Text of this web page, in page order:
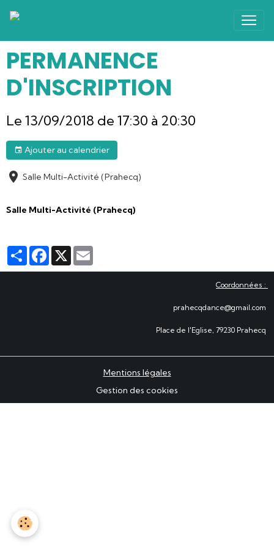
PERMANENCE
D'INSCRIPTION
Le 13/09/2018 de 17:30 à 20:30
Ajouter au calendrier
Salle Multi-Activité (Prahecq)
Salle Multi-Activité (Prahecq)
PartagerFacebook
X
Coordonnées :
prahecqdance@gmail.com
Place de l'Eglise, 79230 Prahecq
Mentions légales
Gestion des cookies